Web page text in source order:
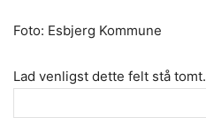
Foto: Esbjerg Kommune
Lad venligst dette felt stå tomt.